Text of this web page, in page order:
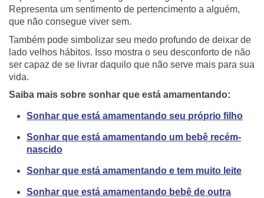
Representa um sentimento de pertencimento a alguém,
que não consegue viver sem.
Também pode simbolizar seu medo profundo de deixar de
lado velhos hábitos. Isso mostra o seu desconforto de não
ser capaz de se livrar daquilo que não serve mais para sua
vida.
Saiba mais sobre sonhar que está amamentando:
Sonhar que está amamentando seu próprio filho
Sonhar que está amamentando um bebê recém-
nascido
Sonhar que está amamentando e tem muito leite
Sonhar que está amamentando bebê de outra